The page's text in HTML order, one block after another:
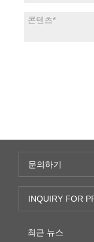
문의하기
INQUIRY FOR
최근 뉴스